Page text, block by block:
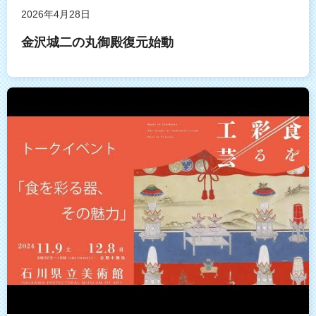
2026年4月28日
金沢城二の丸御殿復元始動